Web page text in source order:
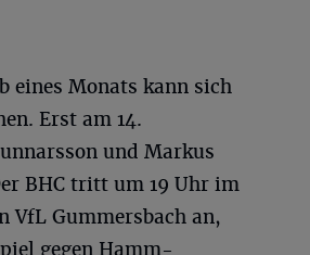
eines Monats kann sich
Erst am 14.
und Markus
BHC tritt um 19 Uhr im
VfL Gummersbach an,
gegen Hamm-